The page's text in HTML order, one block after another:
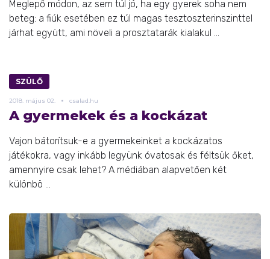
Meglepő módon, az sem túl jó, ha egy gyerek soha nem
beteg: a fiúk esetében ez túl magas tesztoszterinszinttel
járhat együtt, ami növeli a prosztatarák kialakul ...
SZÜLŐ
2018. május 02. csalad.hu
A gyermekek és a kockázat
Vajon bátorítsuk-e a gyermekeinket a kockázatos
játékokra, vagy inkább legyünk óvatosak és féltsük őket,
amennyire csak lehet? A médiában alapvetően két
különbö ...